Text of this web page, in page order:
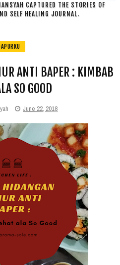
CAPTURED THE STORIES OF
SELF HEALING JOURNAL.
ANTI BAPER : KIMBAB
SO GOOD
June 22, 2018